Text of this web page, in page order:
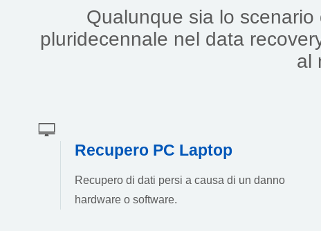
Qualunque sia lo
pluridecennale nel data
al
Recupero PC Laptop
Recupero di dati persi a causa di un danno
hardware o software.